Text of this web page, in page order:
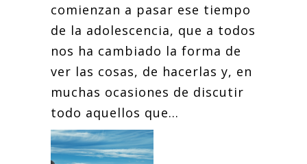
comienzan a pasar ese tiempo
de la adolescencia, que a todos
nos ha cambiado la forma de
ver las cosas, de hacerlas y, en
muchas ocasiones de discutir
todo aquellos que...